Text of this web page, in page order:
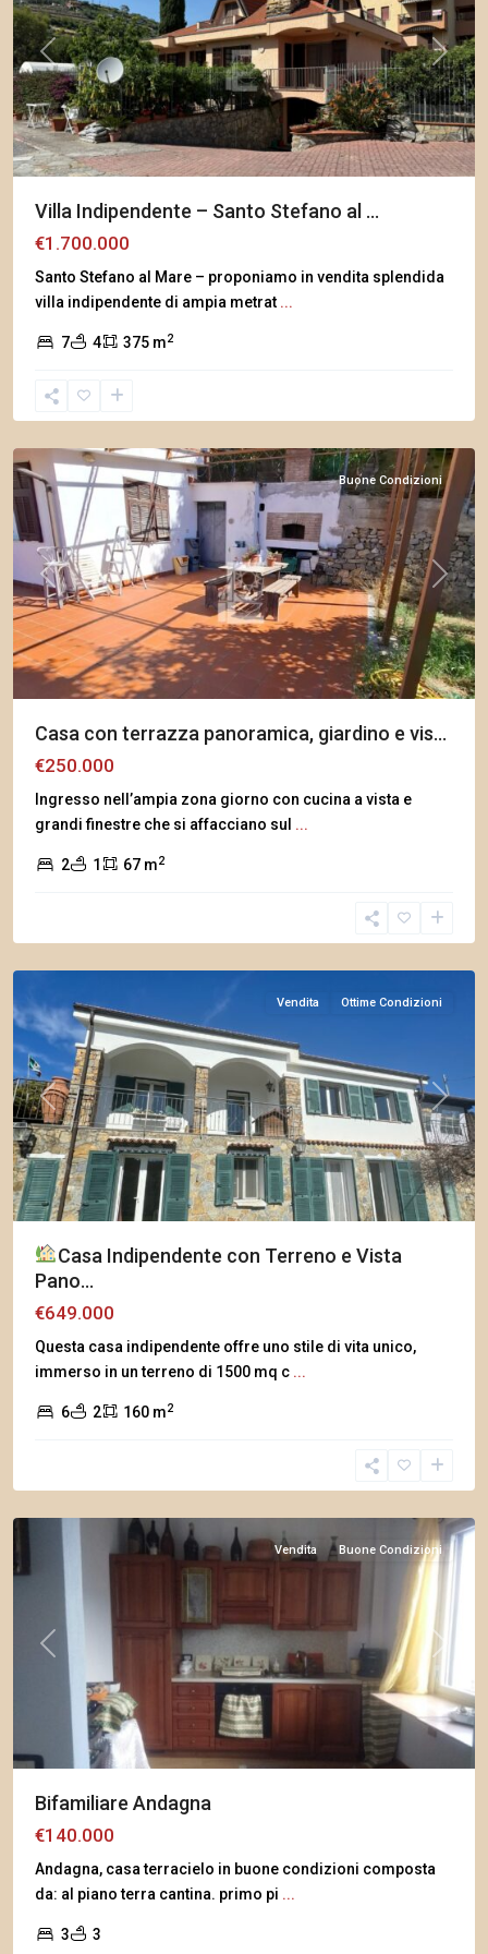
Previous Next
Villa Indipendente – Santo Stefano al ...
€1.700.000
Santo Stefano al Mare – proponiamo in vendita splendida
villa indipendente di ampia metrat ...
7 4 375 m2
di
Taggia
Previous Next
Buone Condizioni
Casa con terrazza panoramica, giardino e vis...
€250.000
Ingresso nell’ampia zona giorno con cucina a vista e
grandi finestre che si affacciano sul ...
2 1 67 m2
Pompeiana
Previous Next
Vendita Ottime Condizioni
Casa Indipendente con Terreno e Vista
Pano...
€649.000
Questa casa indipendente offre uno stile di vita unico,
immerso in un terreno di 1500 mq c ...
6 2 160 m2
Andagna
Previous Next
Vendita Buone Condizioni
Bifamiliare Andagna
€140.000
Andagna, casa terracielo in buone condizioni composta
da: al piano terra cantina. primo pi ...
3 3